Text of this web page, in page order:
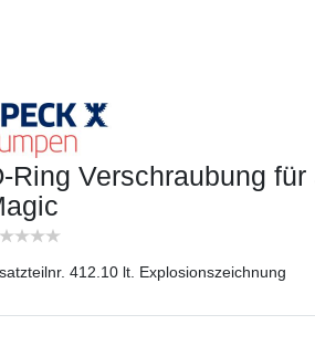
Ring Verschraubung
412.10 lt. Explosionszeichnung